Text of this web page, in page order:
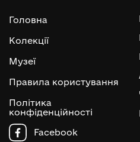
Головна
Колекції
Музеї
Правила користування
Політика
конфіденційності
Facebook